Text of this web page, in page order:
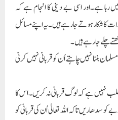
ہے۔اور اسی بے دینی کا انجام ہے کہ
کا شکار ہوتے جا رہے ہیں۔یہ اپنے مسائل
چلے جا رہے ہیں۔
بننا نہیں چاہتے اُن کو قربانی نہیں کرنی
نہیں ہے کہ لوگ قربانی نہ کریں۔ اس کا
سدھاریں تاکہ اللہ تعالیٰ اُن کی قربانی کو